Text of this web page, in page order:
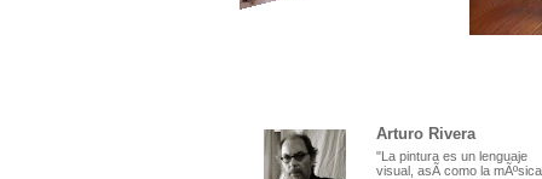
Arturo Rivera
"La pintura es un lenguaje
visual, asÃ­ como la mÃºsica